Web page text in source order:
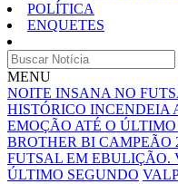
POLÍTICA
ENQUETES
MENU
NOITE INSANA NO
HISTÓRICO INCENDEIA
EMOÇÃO ATÉ O
BROTHER BI CAMPEÃO
FUTSAL EM EBULIÇÃO.
ÚLTIMO SEGUNDO